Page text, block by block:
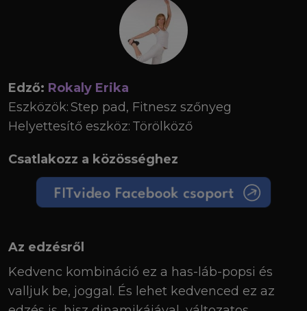
Edző: Rokaly Erika
Eszközök:Step pad, Fitnesz szőnyeg
Helyettesítő eszköz: Törölköző
Csatlakozz a közösséghez
Az edzésről
Kedvenc kombináció ez a has-láb-popsi és
valljuk be, joggal. És lehet kedvenced ez az